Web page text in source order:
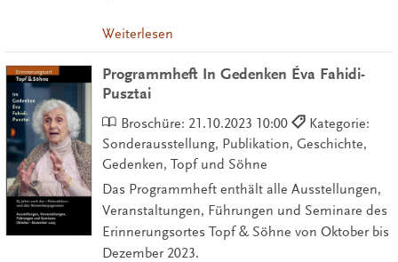
Weiterlesen
Programmheft In Gedenken Éva Fahidi-
Pusztai
Broschüre: 21.10.2023 10:00
Kategorie:
Sonderausstellung, Publikation, Geschichte,
Gedenken, Topf und Söhne
Das Programmheft enthält alle Ausstellungen,
Veranstaltungen, Führungen und Seminare des
Erinnerungsortes Topf & Söhne von Oktober bis
Dezember 2023.